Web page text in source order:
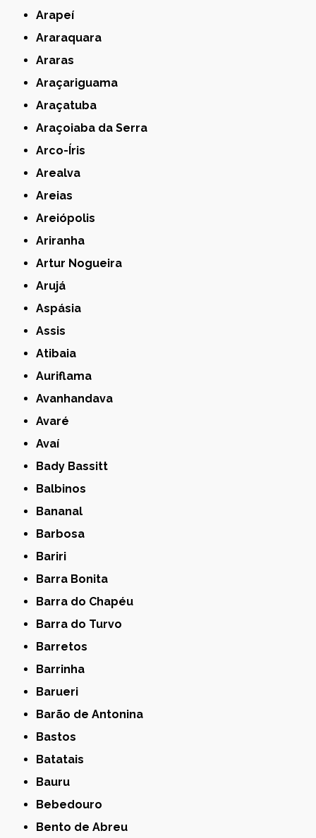
Arapeí
Araraquara
Araras
Araçariguama
Araçatuba
Araçoiaba da Serra
Arco-Íris
Arealva
Areias
Areiópolis
Ariranha
Artur Nogueira
Arujá
Aspásia
Assis
Atibaia
Auriflama
Avanhandava
Avaré
Avaí
Bady Bassitt
Balbinos
Bananal
Barbosa
Bariri
Barra Bonita
Barra do Chapéu
Barra do Turvo
Barretos
Barrinha
Barueri
Barão de Antonina
Bastos
Batatais
Bauru
Bebedouro
Bento de Abreu